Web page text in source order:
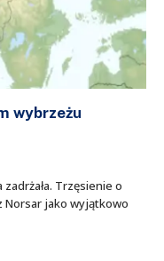
wybrzeżu
Trzęsienie o
Norsar jako wyjątkowo